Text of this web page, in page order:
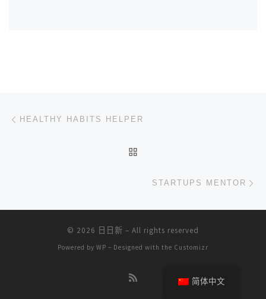
文章导航
HEALTHY HABITS HELPER
STARTUPS MENTOR
© 2026 日日新 – All rights reserved
Powered by WP – Designed with the Customizr
简体中文